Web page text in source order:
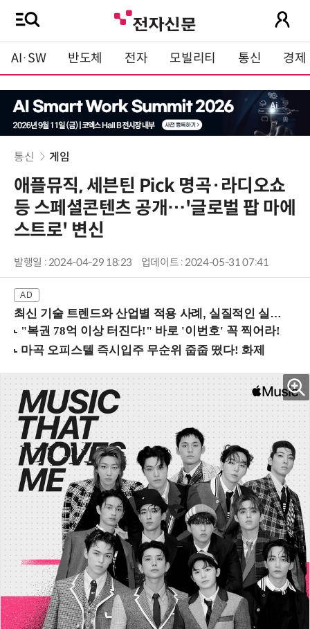
AI·SW 반도체 전자 모빌리티 통신 경제
통신 게임
애플뮤직, 세븐틴 Pick 명곡·라디오쇼
등 스페셜콘텐츠 공개…'글로벌 팝 마에
스트로' 변신
발행일 : 2024-04-29 18:23 업데이트 : 2024-05-31 07:41
최신 기술 트렌드와 산업별 적용 사례, 실질적인 실행 전략을 공유 (9/18 양재역)